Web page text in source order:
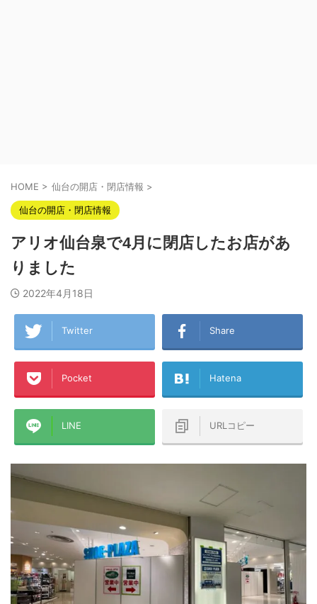
HOME > 仙台の開店・閉店情報 >
仙台の開店・閉店情報
アリオ仙台泉で4月に閉店したお店があ
りました
2022年4月18日
Twitter Share
Pocket Hatena
LINE URLコピー